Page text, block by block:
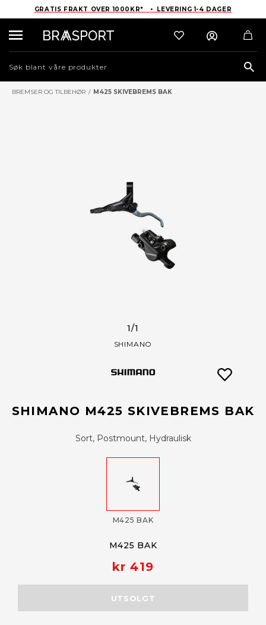
GRATIS FRAKT OVER 1000KR* • LEVERING 1-4 DAGER
BREMSER OG TILBEHØR / M425 SKIVEBREMS BAK
1/1
SHIMANO
SHIMANO M425 SKIVEBREMS BAK
Sort, Postmount, Hydraulisk
M425 BAK
M425 BAK
kr 419
UTSOLGT